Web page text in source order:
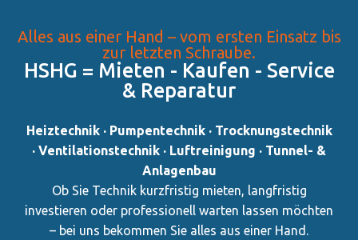
Alles aus einer Hand – vom ersten Einsatz bis
zur letzten Schraube.
HSHG = Mieten - Kaufen - Service
& Reparatur​
Heiztechnik · Pumpentechnik · Trocknungstechnik
· Ventilationstechnik · Luftreinigung · Tunnel- &
Anlagenbau
Ob Sie Technik kurzfristig mieten, langfristig
investieren oder professionell warten lassen möchten
– bei uns bekommen Sie alles aus einer Hand.